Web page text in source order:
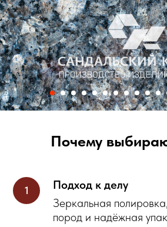
Почему
Подход к делу
Зеркальная
пород и надёжная